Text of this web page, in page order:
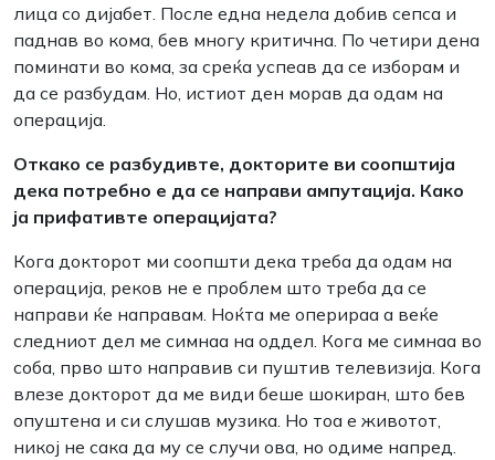
лица со дијабет. После една недела добив сепса и
паднав во кома, бев многу критична. По четири дена
поминати во кома, за среќа успеав да се изборам и
да се разбудам. Но, истиот ден морав да одам на
операција.
Откако се разбудивте, докторите ви соопштија
дека потребно е да се направи ампутација. Како
ја прифативте операцијата?
Кога докторот ми соопшти дека треба да одам на
операција, реков не е проблем што треба да се
направи ќе направам. Ноќта ме оперираа а веќе
следниот дел ме симнаа на оддел. Кога ме симнаа во
соба, прво што направив си пуштив телевизија. Кога
влезе докторот да ме види беше шокиран, што бев
опуштена и си слушав музика. Но тоа е животот,
никој не сака да му се случи ова, но одиме напред.